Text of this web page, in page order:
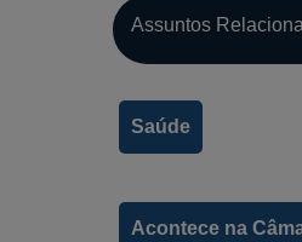
Assuntos
Saúde
Acontece na